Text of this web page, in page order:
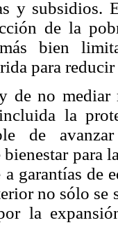
y subsidios.
de la
bien
para
de no mediar
la
de
bienestar para
a garantías de
no sólo
la